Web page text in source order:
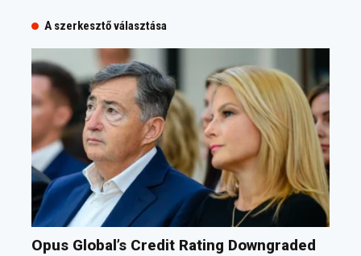
A szerkesztő választása
Opus Global’s Credit Rating Downgraded